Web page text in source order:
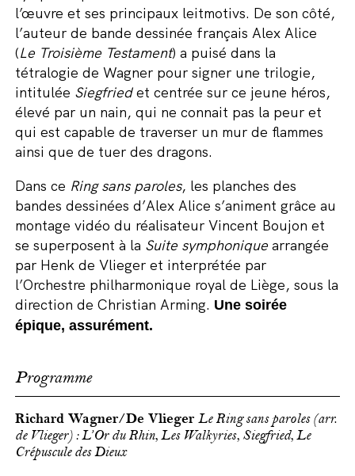
l’œuvre et ses principaux leitmotivs. De son côté,
l’auteur de bande dessinée français Alex Alice
(Le Troisième Testament) a puisé dans la
tétralogie de Wagner pour signer une trilogie,
intitulée Siegfriedet centrée sur ce jeune héros,
élevé par un nain, qui ne connait pas la peur et
qui est capable de traverser un mur de flammes
ainsi que de tuer des dragons.
Dans ce Ring sans paroles, les planches des
bandes dessinées d’Alex Alice s’animent grâce au
montage vidéo du réalisateur Vincent Boujon et
se superposent à la Suite symphoniquearrangée
par Henk de Vlieger et interprétée par
l’Orchestre philharmonique royal de Liège, sous la
direction de Christian Arming. Une soirée
épique, assurément.
Programme
Richard Wagner/De Vlieger Le Ring sans paroles (arr.
de Vlieger) : L’Or du Rhin, Les Walkyries, Siegfried, Le
Crépuscule des Dieux